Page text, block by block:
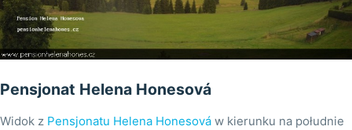
Pensjonat Helena Honesová
Widok z Pensjonatu Helena Honesová w kierunku na południe